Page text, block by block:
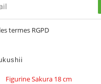
termes RGPD
Figurine Sakura 18 cm